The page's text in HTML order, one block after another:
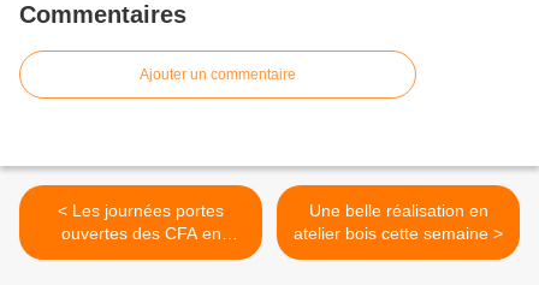
Commentaires
Ajouter un commentaire
< Les journées portes
ouvertes des CFA en
Dordogne
Une belle réalisation en
atelier bois cette semaine >